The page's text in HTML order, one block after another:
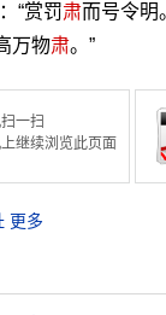
“赏罚肃而号令明
万物肃。”
一扫
继续浏览此页面
更多